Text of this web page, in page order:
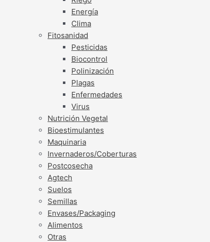
Energía
Clima
Fitosanidad
Pesticidas
Biocontrol
Polinización
Plagas
Enfermedades
Virus
Nutrición Vegetal
Bioestimulantes
Maquinaria
Invernaderos/Coberturas
Postcosecha
Agtech
Suelos
Semillas
Envases/Packaging
Alimentos
Otras